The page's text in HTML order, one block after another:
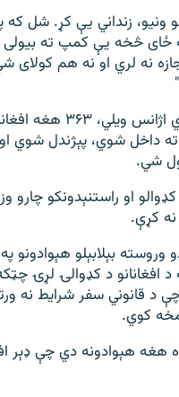
ونیو، زنداني یې کړ. شل
ځای څخه یې کمپ ته
نه لري او نه هم کولای
د ترکیې اناتولي خبري
ته داخل شوي، پېژندل شوي
شي.
او راستنېدونکو چارو
کړې.
وروسته بېلابېلو هېوادونو
د افغانانو د کډوالۍ لړۍ
د قانوني سفر شرایط نه
کوي.
هغه هېوادونه دي چې ډېر